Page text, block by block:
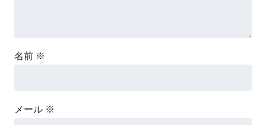
名前 ※
メール ※